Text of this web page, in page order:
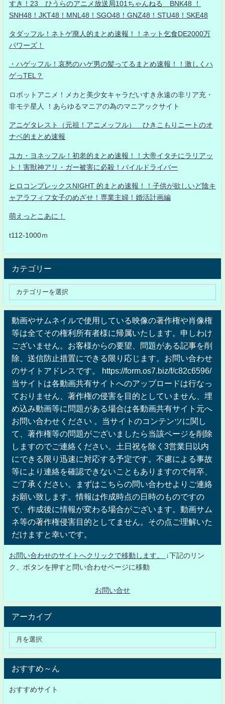
すき！23 ひうらのアニメ放送局101ちゃんねる BNK48 ！
SNH48！JKT48！MNL48！SGO48！GNZ48！STU48！SKE48
タダッフル！ネトゲ廃人的まとめ速報！！ネット乞食DE2000万
パワーズ！
・ハゲッフル！哀愁のハゲ男の髪ってるまとめ速報！！激しくハ
ゲっTEL？
ロボットアニメ！メカと美少女キャラだいすき永遠の非リア充・
非モテ星人 ！あらゆるマニアの為のマニアックサイト
アニゲタレスト（元祖！アニメッフル） ひきこもりニートのオ
ナベ的まとめ速報
ユカ・ヨネッフル！初老的まとめ速報！！大帝イタチにラリアッ
ト！害獣神アリ・ガー被害に必殺！パイルドライバー
ヒロコンプレックスNIGHT 的まとめ速報！！子供が欲しいど陰キ
ャアラフィフ女子のめざせ！専業主婦！婚活計画編
萌えっとこあに！
t112-1000ｍ
カテゴリー
動画やサムネイルで使用している映像の著作権や肖像権
等は全てその権利所有者様に帰属いたします。申しわけ
ございません。お客様からの要望、問題がある記事を削
除、送信防止措置にできる限り応じます。お問い合わせ
のサイトアドレスです。 https://form.os7.biz/f/c82c6596/
当サイトは各動画共有サイトへのアップロードは行なっ
ておりません、著作権の侵害を目的としていません、埋
め込み動画等に問題がある場合は各動画共有サイト元へ
お問い合わせください 。当サイトのコンテンツに関し
て、著作権等の問題がございましたら当該ページを削除
しますのでご連絡ください。土日祝を除く3営業日以内
にできる限り迅速に対応する予定です。不慮による事故
等により連絡を確認できないこともありますので何卒、
ご了承ください。まずはこちらの問い合わせよりご連絡
お願い致します。情報は作成時点の日時のものですの
で、作成後に情報が変わる場合がございます。動画サム
ネ等の著作権侵害目的としてません。その点ご理解いた
だけますと幸いです。
お問い合わせのサイトへクリックで移動します。
↓下記のリン
ク、ボタンを押すと問い合わせページに移動
お問い合せ
アーカイブ
おすすめ～ん
おすすめサイト